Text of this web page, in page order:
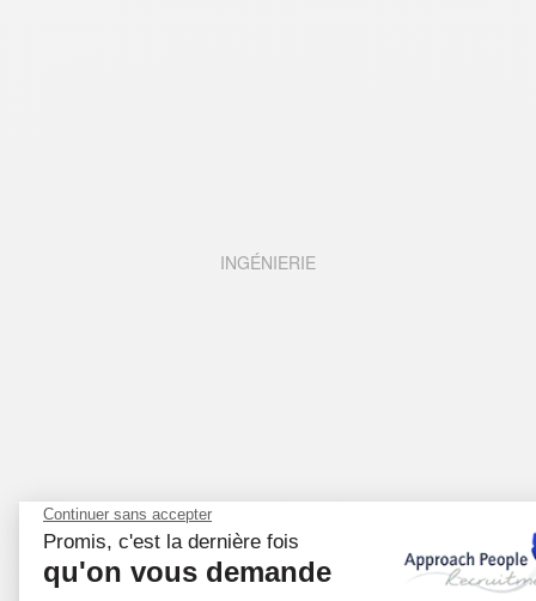
INGÉNIERIE
LIFE SCIENCES